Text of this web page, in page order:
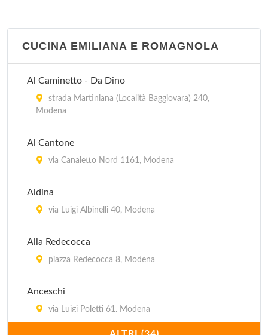
CUCINA EMILIANA E ROMAGNOLA
Al Caminetto - Da Dino
strada Martiniana (Località Baggiovara) 240,
Modena
Al Cantone
via Canaletto Nord 1161, Modena
Aldina
via Luigi Albinelli 40, Modena
Alla Redecocca
piazza Redecocca 8, Modena
Anceschi
via Luigi Poletti 61, Modena